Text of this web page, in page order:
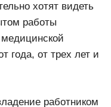
хотят видеть
работы
года, от трех лет и
работником